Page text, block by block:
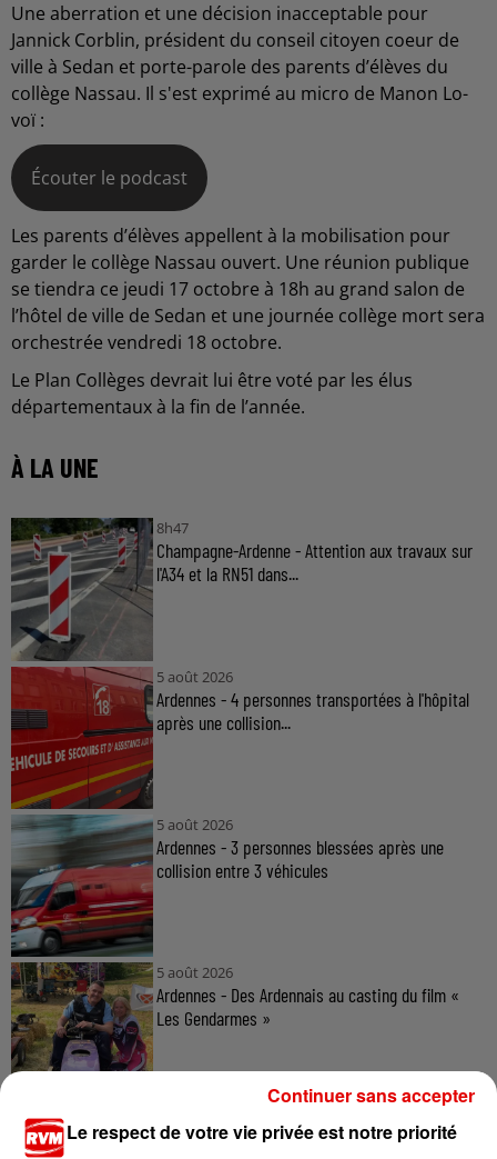
Une aberration et une décision inacceptable pour
Jannick Corblin, président du conseil citoyen coeur de
ville à Sedan et porte-parole des parents d’élèves du
collège Nassau. Il s'est exprimé au micro de Manon Lo-
voï :
Écouter le podcast
Les parents d’élèves appellent à la mobilisation pour
garder le collège Nassau ouvert. Une réunion publique
se tiendra ce jeudi 17 octobre à 18h au grand salon de
l’hôtel de ville de Sedan et une journée collège mort sera
orchestrée vendredi 18 octobre.
Le Plan Collèges devrait lui être voté par les élus
départementaux à la fin de l’année.
À LA UNE
8h47
Champagne-Ardenne - Attention aux travaux sur
l'A34 et la RN51 dans...
5 août 2026
Ardennes - 4 personnes transportées à l'hôpital
après une collision...
5 août 2026
Ardennes - 3 personnes blessées après une
collision entre 3 véhicules
5 août 2026
Ardennes - Des Ardennais au casting du film «
Les Gendarmes »
Le respect de votre vie privée est notre priorité
Continuer sans accepter